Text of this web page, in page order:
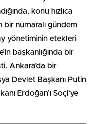
konu hızlıca
bir numaralı gündem
yönetiminin etekleri
başkanlığında bir
Ankara’da bir
Devlet Başkanı Putin
Erdoğan’ı Soçi’ye